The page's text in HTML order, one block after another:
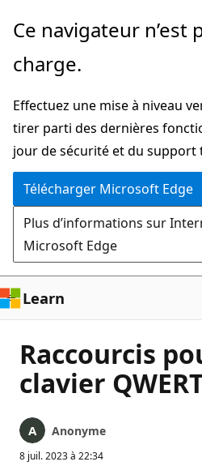
Passer
directement
au
principal
Ce navigateur n’est
charge.
Effectuez une mise à niveau
tirer parti des dernières
jour de sécurité et du support
Télécharger Microsoft Edge
Plus d’informations sur
Microsoft Edge
Learn
Raccourcis
clavier
Anonyme
8 juil. 2023 à 22:34